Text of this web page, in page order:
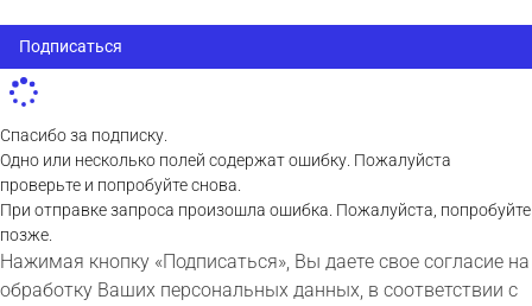
Подписаться
Спасибо за подписку.
Одно или несколько полей содержат ошибку. Пожалуйста
проверьте и попробуйте снова.
При отправке запроса произошла ошибка. Пожалуйста, попробуйте
позже.
Нажимая кнопку «Подписаться», Вы даете свое согласие на
обработку Ваших персональных данных, в соответствии с